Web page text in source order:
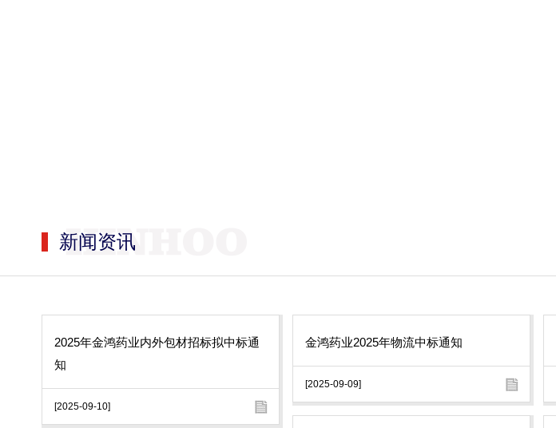
新闻资讯
2025年金鸿药业内外包材招标拟中标通
知
[2025-09-10]
金鸿药业2025年物流中标通知
[2025-09-09]